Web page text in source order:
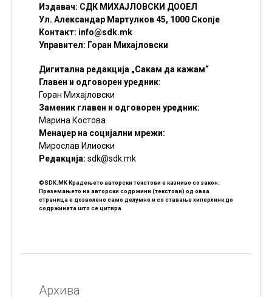
Издавач: СДК МИХАЈЛОВСКИ ДООЕЛ
Ул. Александар Мартулков 45, 1000 Скопје
Контакт: info@sdk.mk
Управител: Горан Михајловски
Дигитална редакција „Сакам да кажам“
Главен и одговорен уредник:
Горан Михајловски
Заменик главен и одговорен уредник:
Марина Костова
Менаџер на социјални мрежи:
Мирослав Илиоски
Редакцијa: sdk@sdk.mk
©SDK.MK Крадењето авторски текстови е казниво со закон.
Преземањето на авторски содржини (текстови) од оваа
страница е дозволено само делумно и со ставање хиперлинк до
содржината што се цитира
Архива